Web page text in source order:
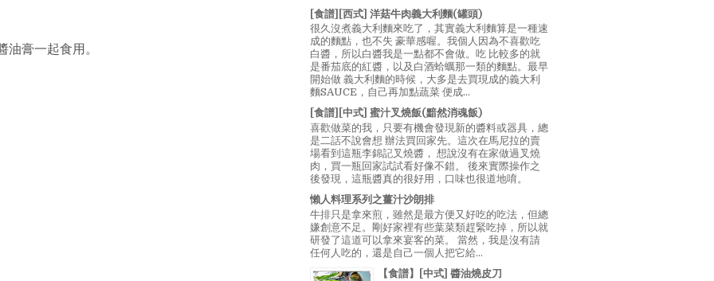
油膏一起食用。
[食譜][西式] 洋菇牛肉義大利麵(罐頭)
很久沒煮義大利麵來吃了，其實義大利麵算是一種速
成的麵點，也不失 豪華感喔。我個人因為不喜歡吃
白醬，所以白醬我是一點都不會做。吃 比較多的就
是番茄底的紅醬，以及白酒蛤蠣那一類的麵點。最早
開始做 義大利麵的時候，大多是去買現成的義大利
麵SAUCE，自己再加點蔬菜 便成...
[食譜][中式] 蜜汁叉燒飯(黯然消魂飯)
喜歡做菜的我，只要有機會發現新的醬料或器具，總
是二話不說會想 辦法買回家先。這次在馬尼拉的賣
場看到這瓶李錦記叉燒醬， 想說沒有在家做過叉燒
肉，買一瓶回家試試看好像不錯。 後來實際操作之
後發現，這瓶醬真的很好用，口味也很道地唷。
懶人料理系列之薑汁沙朗排
牛排只是拿來煎，雖然是最方便又好吃的吃法，但總
嫌創意不足。剛好家裡有些葉菜類趕緊吃掉，所以就
研發了這道可以拿來宴客的菜。 當然，我是沒有請
任何人吃的，還是自己一個人把它給...
【食譜】[中式] 醬油燒皮刀